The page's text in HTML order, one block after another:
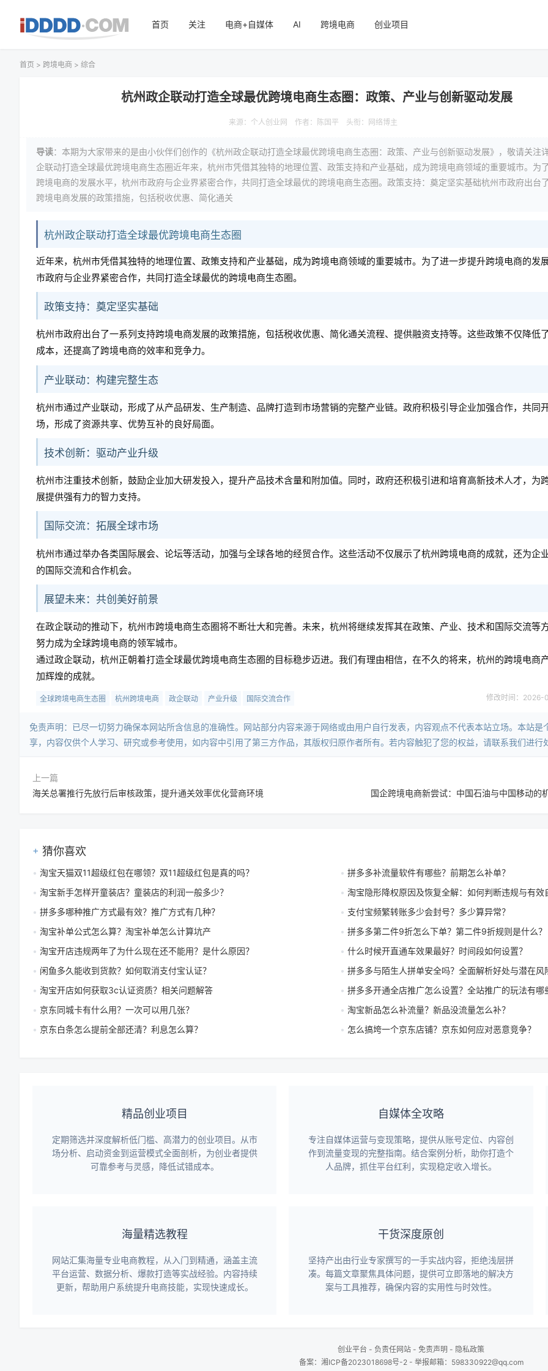
首页 关注 电商+自媒体 AI 跨境电商 创业项目
首页 > 跨境电商 > 综合
杭州政企联动打造全球最优跨境电商生态圈：政策、产业与创新驱动发展
来源： 个人创业网 作者：陈国平 头衔：网络博主
导读：本期为大家带来的是由小伙伴们创作的《杭州政企联动打造全球最优跨境电商生态圈：政策、产业与创新驱动发展》，敬请关注
企联动打造全球最优跨境电商生态圈近年来，杭州市凭借其独特的地理位置、政策支持和产业基础，成为跨境电商领域的重要城市。为
跨境电商的发展水平，杭州市政府与企业界紧密合作，共同打造全球最优的跨境电商生态圈。政策支持：奠定坚实基础杭州市政府出台
跨境电商发展的政策措施，包括税收优惠、简化通关
杭州政企联动打造全球最优跨境电商生态圈
近年来，杭州市凭借其独特的地理位置、政策支持和产业基础，成为跨境电商领域的重要城市。为了进一步提升跨境电商的发
市政府与企业界紧密合作，共同打造全球最优的跨境电商生态圈。
政策支持：奠定坚实基础
杭州市政府出台了一系列支持跨境电商发展的政策措施，包括税收优惠、简化通关流程、提供融资支持等。这些政策不仅降低
成本，还提高了跨境电商的效率和竞争力。
产业联动：构建完整生态
杭州市通过产业联动，形成了从产品研发、生产制造、品牌打造到市场营销的完整产业链。政府积极引导企业加强合作，共同
场，形成了资源共享、优势互补的良好局面。
技术创新：驱动产业升级
杭州市注重技术创新，鼓励企业加大研发投入，提升产品技术含量和附加值。同时，政府还积极引进和培育高新技术人才，为
展提供强有力的智力支持。
国际交流：拓展全球市场
杭州市通过举办各类国际展会、论坛等活动，加强与全球各地的经贸合作。这些活动不仅展示了杭州跨境电商的成就，还为企
的国际交流和合作机会。
展望未来：共创美好前景
在政企联动的推动下，杭州市跨境电商生态圈将不断壮大和完善。未来，杭州将继续发挥其在政策、产业、技术和国际交流等方
努力成为全球跨境电商的领军城市。
通过政企联动，杭州正朝着打造全球最优跨境电商生态圈的目标稳步迈进。我们有理由相信，在不久的将来，杭州的跨境电商
加辉煌的成就。
全球跨境电商生态圈 杭州跨境电商 政企联动 产业升级 国际交流合作 修改时间：2026-
免责声明：已尽一切努力确保本网站所含信息的准确性。网站部分内容来源于网络或由用户自行发表，内容观点不代表本站立场。本站是
享，内容仅供个人学习、研究或参考使用，如内容中引用了第三方作品，其版权归原作者所有。若内容触犯了您的权益，请联系我们进行
上一篇
海关总署推行先放行后审核政策，提升通关效率优化营商环境
国企跨境电商新尝试：中国石油与中国移动的
猜你喜欢
淘宝天猫双11超级红包在哪领？双11超级红包是真的吗？
拼多多补流量软件有哪些？前期怎么补单？
淘宝新手怎样开童装店？童装店的利润一般多少？
淘宝隐形降权原因及恢复全解：如何判断违规与有效
拼多多哪种推广方式最有效？推广方式有几种？
支付宝频繁转账多少会封号？多少算异常？
淘宝补单公式怎么算？淘宝补单怎么计算坑产
拼多多第二件9折怎么下单？第二件9折规则是什么？
淘宝开店违规两年了为什么现在还不能用？是什么原因？
什么时候开直通车效果最好？时间段如何设置？
闲鱼多久能收到货款？如何取消支付宝认证？
拼多多与陌生人拼单安全吗？全面解析好处与潜在风
淘宝开店如何获取3c认证资质？相关问题解答
拼多多开通全店推广怎么设置？全站推广的玩法有哪
京东同城卡有什么用？一次可以用几张？
淘宝新品怎么补流量？新品没流量怎么补？
京东白条怎么提前全部还清？利息怎么算？
怎么搞垮一个京东店铺？京东如何应对恶意竞争？
精品创业项目
定期筛选并深度解析低门槛、高潜力的创业项目。从市
场分析、启动资金到运营模式全面剖析，为创业者提供
可靠参考与灵感，降低试错成本。
自媒体全攻略
专注自媒体运营与变现策略，提供从账号定位、内容创
作到流量变现的完整指南。结合案例分析，助你打造个
人品牌，抓住平台红利，实现稳定收入增长。
海量精选教程
网站汇集海量专业电商教程，从入门到精通，涵盖主流
平台运营、数据分析、爆款打造等实战经验。内容持续
更新，帮助用户系统提升电商技能，实现快速成长。
干货深度原创
坚持产出由行业专家撰写的一手实战内容，拒绝浅层拼
凑。每篇文章聚焦具体问题，提供可立即落地的解决方
案与工具推荐，确保内容的实用性与时效性。
创业平台 - 负责任网站 - 免责声明 - 隐私政策
备案： 湘ICP备2023018698号-2- 举报邮箱：598330922@qq.com